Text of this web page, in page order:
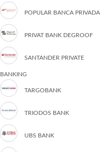
POPULAR BANCA PRIVADA
PRIVAT BANK DEGROOF
SANTANDER PRIVATE
BANKING
TARGOBANK
TRIODOS BANK
UBS BANK